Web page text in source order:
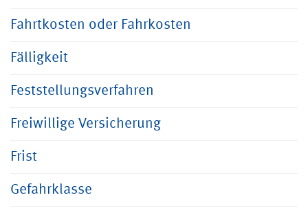
Fahrtkosten oder Fahrkosten
Fälligkeit
Feststellungsverfahren
Freiwillige Versicherung
Frist
Gefahrklasse